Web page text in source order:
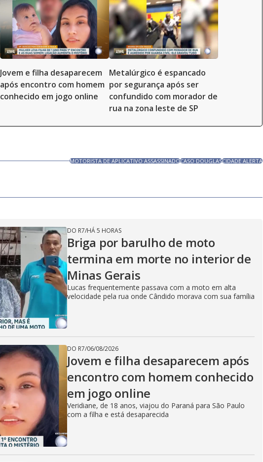
Jovem e filha desaparecem
após encontro com homem
conhecido em jogo online
Metalúrgico é espancado
por segurança após ser
confundido com morador de
rua na zona leste de SP
MOTORISTA DE APLICATIVO ASSASSINADOCASO DOUGLASCIDADE ALERTA
DO R7/HÁ 5 HORAS
Briga por barulho de moto
termina em morte no interior de
Minas Gerais
Lucas frequentemente passava com a moto em alta
velocidade pela rua onde Cândido morava com sua família
DO R7/06/08/2026
Jovem e filha desaparecem após
encontro com homem conhecido
em jogo online
Veridiane, de 18 anos, viajou do Paraná para São Paulo
com a filha e está desaparecida